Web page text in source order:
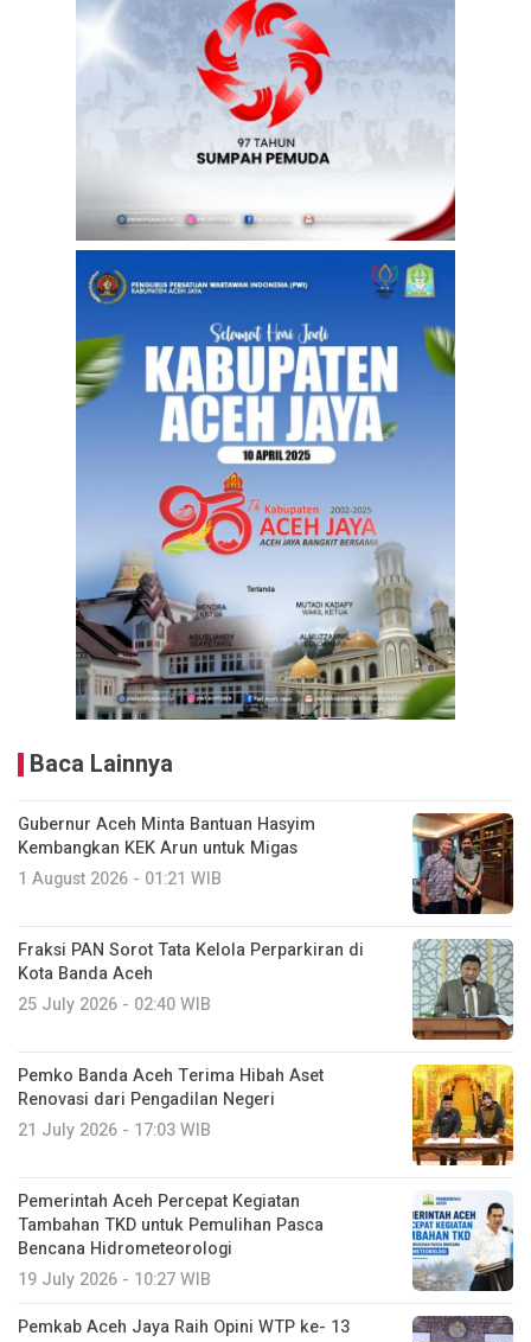
Baca Lainnya
Gubernur Aceh Minta Bantuan Hasyim
Kembangkan KEK Arun untuk Migas
1 August 2026 - 01:21 WIB
Fraksi PAN Sorot Tata Kelola Perparkiran di
Kota Banda Aceh
25 July 2026 - 02:40 WIB
Pemko Banda Aceh Terima Hibah Aset
Renovasi dari Pengadilan Negeri
21 July 2026 - 17:03 WIB
Pemerintah Aceh Percepat Kegiatan
Tambahan TKD untuk Pemulihan Pasca
Bencana Hidrometeorologi
19 July 2026 - 10:27 WIB
Pemkab Aceh Jaya Raih Opini WTP ke- 13